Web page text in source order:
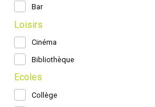
Bar
Loisirs
Cinéma
Bibliothèque
Ecoles
Collège